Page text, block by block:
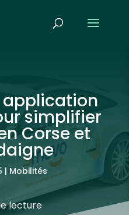
application
simplifier
Corse et
| Mobilités
lecture